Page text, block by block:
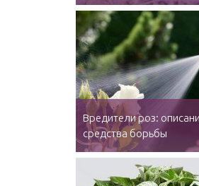
Вредители роз:
средства борьбы